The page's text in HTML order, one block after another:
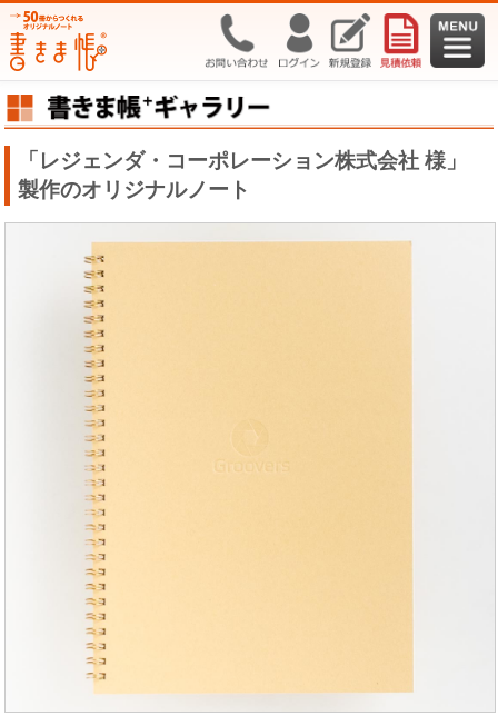
「レジェンダ・コーポレーション株式会社 様」
製作のオリジナルノート